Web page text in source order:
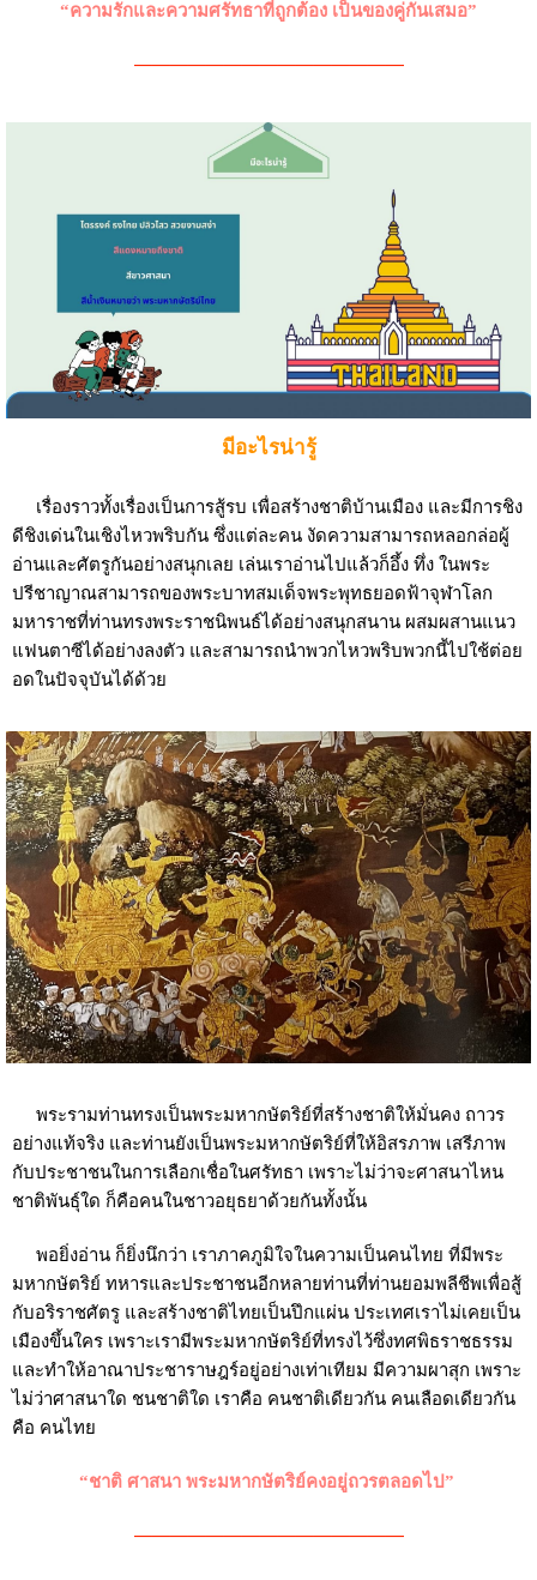
“ความรักและความศรัทธาที่ถูกต้อง เป็นของคู่กันเสมอ”
———————————————
มีอะไรน่ารู้
เรื่องราวทั้งเรื่องเป็นการสู้รบ เพื่อสร้างชาติบ้านเมือง และมีการชิง
ดีชิงเด่นในเชิงไหวพริบกัน ซึ่งแต่ละคน งัดความสามารถหลอกล่อผู้
อ่านและศัตรูกันอย่างสนุกเลย เล่นเราอ่านไปแล้วก็อึ้ง ทึ่ง ในพระ
ปรีชาญาณสามารถของพระบาทสมเด็จพระพุทธยอดฟ้าจุฬาโลก
มหาราชที่ท่านทรงพระราชนิพนธ์ได้อย่างสนุกสนาน ผสมผสานแนว
แฟนตาซีได้อย่างลงตัว และสามารถนำพวกไหวพริบพวกนี้ไปใช้ต่อย
อดในปัจจุบันได้ด้วย
พระรามท่านทรงเป็นพระมหากษัตริย์ที่สร้างชาติให้มั่นคง ถาวร
อย่างแท้จริง และท่านยังเป็นพระมหากษัตริย์ที่ให้อิสรภาพ เสรีภาพ
กับประชาชนในการเลือกเชื่อในศรัทธา เพราะไม่ว่าจะศาสนาไหน
ชาติพันธุ์ใด ก็คือคนในชาวอยุธยาด้วยกันทั้งนั้น
พอยิ่งอ่าน ก็ยิ่งนึกว่า เราภาคภูมิใจในความเป็นคนไทย ที่มีพระ
มหากษัตริย์ ทหารและประชาชนอีกหลายท่านที่ท่านยอมพลีชีพเพื่อสู้
กับอริราชศัตรู และสร้างชาติไทยเป็นปึกแผ่น ประเทศเราไม่เคยเป็น
เมืองขึ้นใคร เพราะเรามีพระมหากษัตริย์ที่ทรงไว้ซึ่งทศพิธราชธรรม
และทำให้อาณาประชาราษฎร์อยู่อย่างเท่าเทียม มีความผาสุก เพราะ
ไม่ว่าศาสนาใด ชนชาติใด เราคือ คนชาติเดียวกัน คนเลือดเดียวกัน
คือ คนไทย
“ชาติ ศาสนา พระมหากษัตริย์คงอยู่ถวรตลอดไป”
———————————————